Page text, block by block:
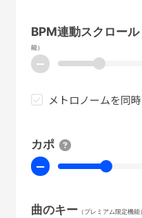
BPM連動スクロール
能）
ー
メトロノームを同
カポ
ー
曲のキー（プレミアム限定機能）